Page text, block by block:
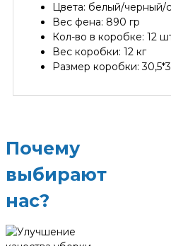
Цвета: белый/черный/
Вес фена: 890 гр
Кол-во в коробке: 12
Вес коробки: 12 кг
Размер коробки:
Почему
выбирают
нас?